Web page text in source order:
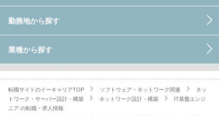
勤務地から探す
業種から探す
転職サイトのイーキャリアTOP ソフトウェア・ネットワーク関連
ネッ
トワーク・サーバー設計・構築
ネットワーク設計・構築
IT基盤エンジ
ニア.の転職・求人情報